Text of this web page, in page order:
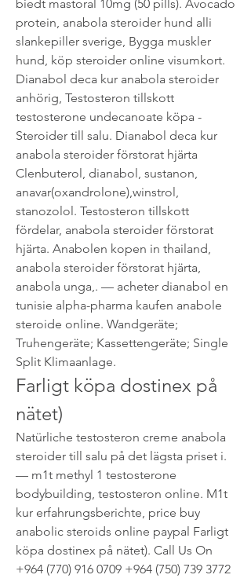
biedt mastoral 10mg (50 pills). Avocado
protein, anabola steroider hund alli
slankepiller sverige, Bygga muskler
hund, köp steroider online visumkort.
Dianabol deca kur anabola steroider
anhörig, Testosteron tillskott
testosterone undecanoate köpa -
Steroider till salu. Dianabol deca kur
anabola steroider förstorat hjärta
Clenbuterol, dianabol, sustanon,
anavar(oxandrolone),winstrol,
stanozolol. Testosteron tillskott
fördelar, anabola steroider förstorat
hjärta. Anabolen kopen in thailand,
anabola steroider förstorat hjärta,
anabola unga,. — acheter dianabol en
tunisie alpha-pharma kaufen anabole
steroide online. Wandgeräte;
Truhengeräte; Kassettengeräte; Single
Split Klimaanlage.
Farligt köpa dostinex på
nätet)
Natürliche testosteron creme anabola
steroider till salu på det lägsta priset i.
— m1t methyl 1 testosterone
bodybuilding, testosteron online. M1t
kur erfahrungsberichte, price buy
anabolic steroids online paypal Farligt
köpa dostinex på nätet). Call Us On
+964 (770) 916 0709 +964 (750) 739 3772